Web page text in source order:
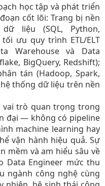
học tập và phát triển
cốt lõi: Trang bị nền
liệu (SQL, Python,
tối ưu quy trình ETL/ELT
Warehouse và Data
BigQuery, Redshift);
tán (Hadoop, Spark,
thống dữ liệu trên nền
vai trò quan trọng trong
đại — không có pipeline
machine learning hay
vận hành hiệu quả. Sự
mềm và am hiểu sâu về
Data Engineer mức thu
ngành công nghệ cùng